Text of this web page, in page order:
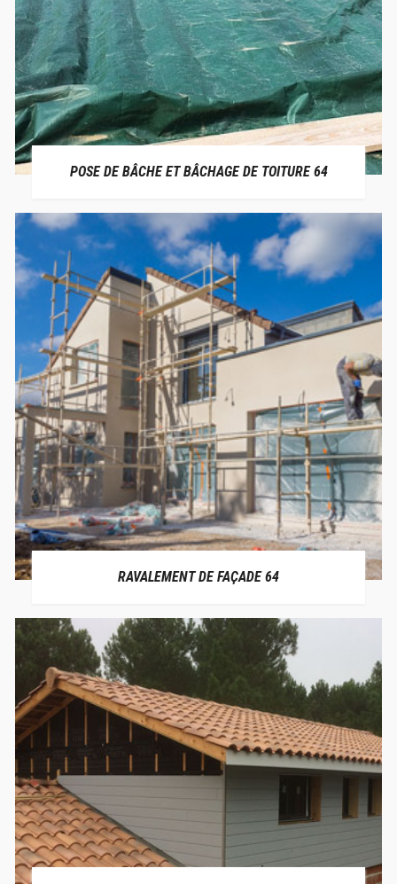
POSE DE BÂCHE ET BÂCHAGE DE TOITURE 64
RAVALEMENT DE FAÇADE 64